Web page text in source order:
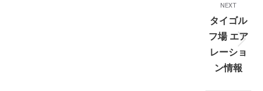
NEXT
Next
post:
タイゴル
フ場 エア
レーショ
ン情報